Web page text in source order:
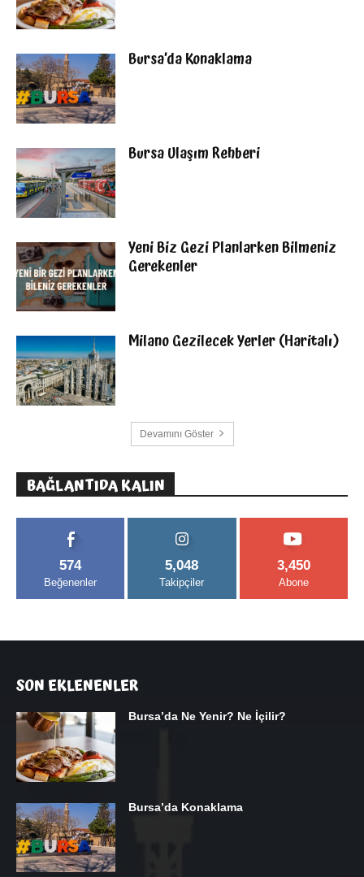
Bursa’da Konaklama
Bursa Ulaşım Rehberi
Yeni Biz Gezi Planlarken Bilmeniz
Gerekenler
Milano Gezilecek Yerler (Haritalı)
Devamını Göster
BAĞLANTIDA KALIN
574
Beğenenler
5,048
Takipçiler
3,450
Abone
SON EKLENENLER
Bursa’da Ne Yenir? Ne İçilir?
Bursa’da Konaklama